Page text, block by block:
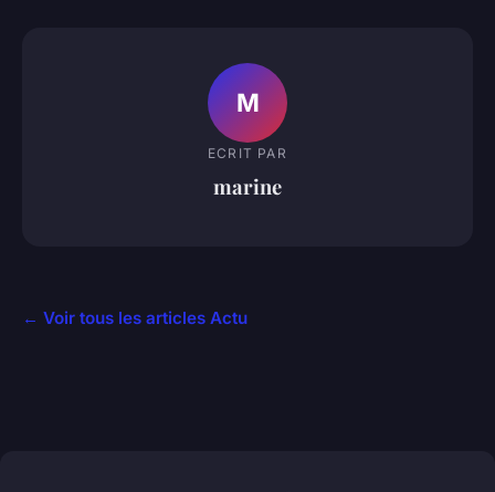
M
ECRIT PAR
marine
← Voir tous les articles Actu